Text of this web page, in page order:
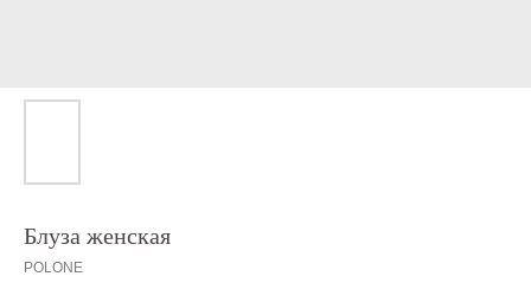
Блуза женская
POLONE